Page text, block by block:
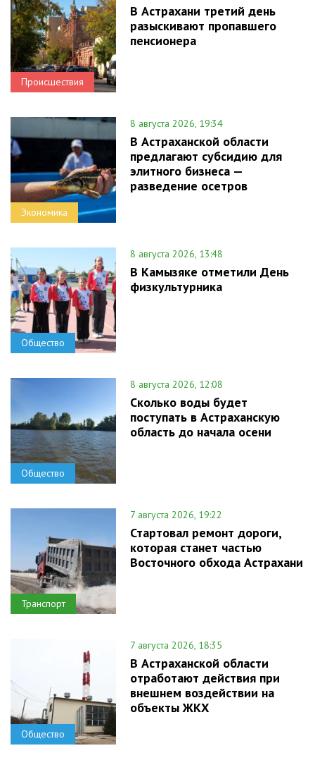
Происшествия
В Астрахани третий день
разыскивают пропавшего
пенсионера
Экономика
8 августа 2026, 19:34
В Астраханской области
предлагают субсидию для
элитного бизнеса —
разведение осетров
Общество
8 августа 2026, 13:48
В Камызяке отметили День
физкультурника
Общество
8 августа 2026, 12:08
Сколько воды будет
поступать в Астраханскую
область до начала осени
Транспорт
7 августа 2026, 19:22
Стартовал ремонт дороги,
которая станет частью
Восточного обхода Астрахани
Общество
7 августа 2026, 18:35
В Астраханской области
отработают действия при
внешнем воздействии на
объекты ЖКХ